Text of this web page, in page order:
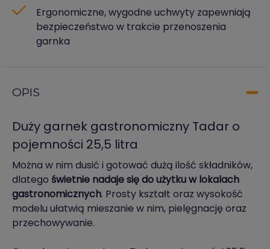
Ergonomiczne, wygodne uchwyty zapewniają
bezpieczeństwo w trakcie przenoszenia
garnka
OPIS
Duży garnek gastronomiczny Tadar o
pojemności 25,5 litra
Można w nim dusić i gotować dużą ilość składników,
dlatego świetnie nadaje się do użytku w lokalach
gastronomicznych. Prosty kształt oraz wysokość
modelu ułatwią mieszanie w nim, pielęgnację oraz
przechowywanie.